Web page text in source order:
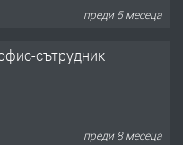
преди 5 месеца
сътрудник
преди 8 месеца